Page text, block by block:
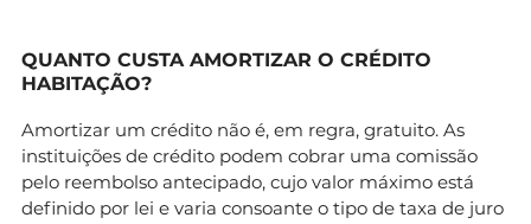
QUANTO CUSTA AMORTIZAR O CRÉDITO
HABITAÇÃO?
Amortizar um crédito não é, em regra, gratuito. As
instituições de crédito podem cobrar uma comissão
pelo reembolso antecipado, cujo valor máximo está
definido por lei e varia consoante o tipo de taxa de juro